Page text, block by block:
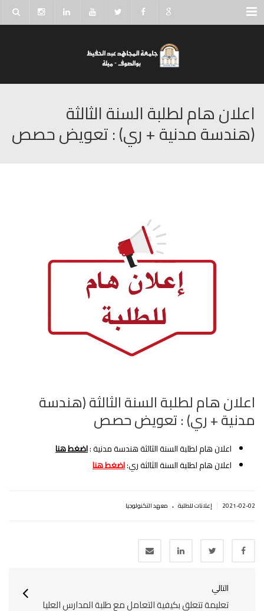
Menu
اعلان هام لطلبة السنة الثالثة
(هندسة مدنية + ري) : تعويض حصص
اعلان هام لطلبة السنة الثالثة (هندسة
مدنية + ري) : تعويض حصص
اعلان هام لطلبة السنة الثالثة هندسة مدنية :اضغط هنا
اعلان هام لطلبة السنة الثالثة ري:اضغط هنا
2021-02-02 إعلانات للطلبة . معهد التكنولوجيا
التالي
تعليمة تتعلق بكيفية التعامل مع طلبة المدارس العليا